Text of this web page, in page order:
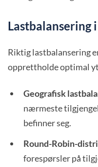
Lastbalansering
Riktig lastbalansering
opprettholde optimal
Geografisk
nærmeste
befinner seg.
Round-Robin-
forespørsler på